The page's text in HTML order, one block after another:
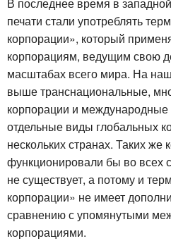
печати стали употреблять
корпорации», который
корпорациям, ведущим свою
масштабах всего мира. На
выше транснациональные,
корпорации и
отдельные виды глобальных
нескольких странах. Таких же
функционировали бы во всех
не существует, а потому и
корпорации» не имеет
сравнению с упомянутыми
корпорациями.